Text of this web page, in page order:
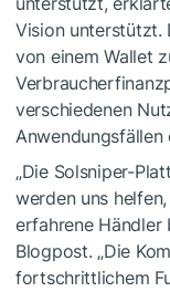
Vision unterstützt.
von einem Wallet
verschiedenen
Anwendungsfällen
„Die Solsniper-
werden uns
erfahrene Händler
Blogpost. „Die
fortschrittlichem